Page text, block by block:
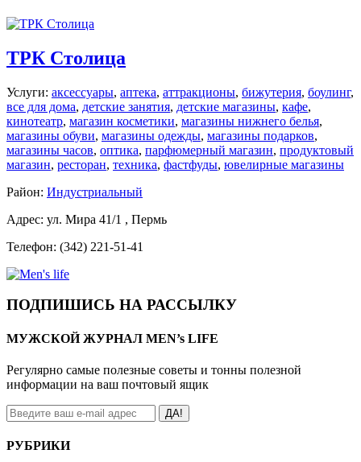
ТРК Столица
Услуги: аксессуары, аптека, аттракционы, бижутерия, боулинг,
все для дома, детские занятия, детские магазины, кафе,
кинотеатр, магазин косметики, магазины нижнего белья,
магазины обуви, магазины одежды, магазины подарков,
магазины часов, оптика, парфюмерный магазин, продуктовый
магазин, ресторан, техника, фастфуды, ювелирные магазины
Район: Индустриальный
Адрес: ул. Мира 41/1 , Пермь
Телефон: (342) 221-51-41
ПОДПИШИСЬ НА РАССЫЛКУ
МУЖСКОЙ ЖУРНАЛ MEN’s LIFE
Регулярно самые полезные советы и тонны полезной
информации на ваш почтовый ящик
ДА!
РУБРИКИ